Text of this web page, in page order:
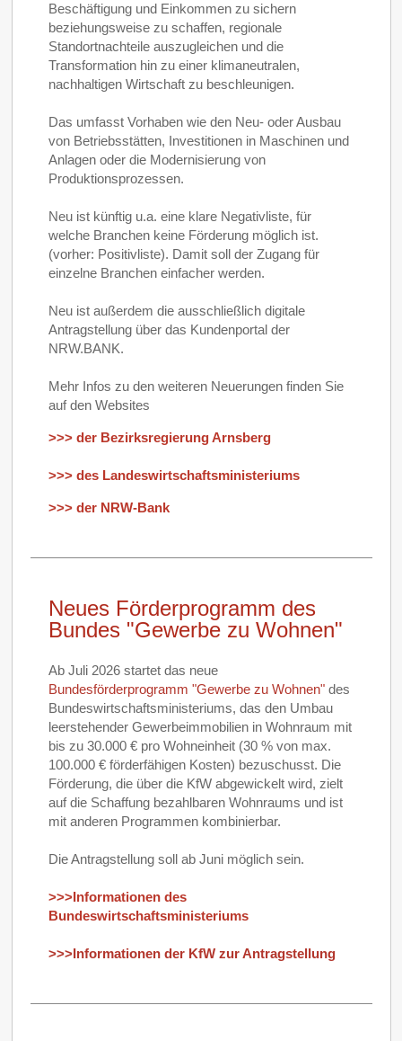
Beschäftigung und Einkommen zu sichern
beziehungsweise zu schaffen, regionale
Standortnachteile auszugleichen und die
Transformation hin zu einer klimaneutralen,
nachhaltigen Wirtschaft zu beschleunigen.
Das umfasst Vorhaben wie den Neu- oder Ausbau
von Betriebsstätten, Investitionen in Maschinen und
Anlagen oder die Modernisierung von
Produktionsprozessen.
Neu ist künftig u.a. eine klare Negativliste, für
welche Branchen keine Förderung möglich ist.
(vorher: Positivliste). Damit soll der Zugang für
einzelne Branchen einfacher werden.
Neu ist außerdem die ausschließlich digitale
Antragstellung über das Kundenportal der
NRW.BANK.
Mehr Infos zu den weiteren Neuerungen finden Sie
auf den Websites
>>> der Bezirksregierung Arnsberg
>>> des Landeswirtschaftsministeriums
>>> der NRW-Bank
Neues Förderprogramm des
Bundes "Gewerbe zu Wohnen"
Ab Juli 2026 startet das neue
Bundesförderprogramm "Gewerbe zu Wohnen"des
Bundeswirtschaftsministeriums, das den Umbau
leerstehender Gewerbeimmobilien in Wohnraum mit
bis zu 30.000 € pro Wohneinheit (30 % von max.
100.000 € förderfähigen Kosten) bezuschusst. Die
Förderung, die über die KfW abgewickelt wird, zielt
auf die Schaffung bezahlbaren Wohnraums und ist
mit anderen Programmen kombinierbar.
Die Antragstellung soll ab Juni möglich sein.
>>>Informationen des
Bundeswirtschaftsministeriums
>>>Informationen der KfW zur Antragstellung